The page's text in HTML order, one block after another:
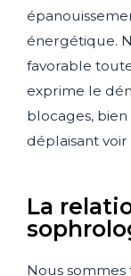
énergétique.
favorable
exprime le
blocages,
déplaisant
La
Nous sommes